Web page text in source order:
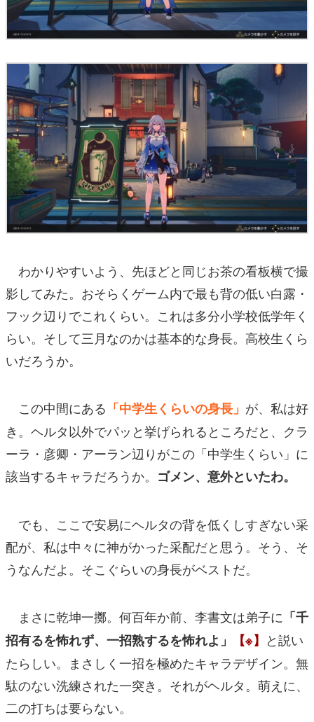
わかりやすいよう、先ほどと同じお茶の看板横で撮
影してみた。おそらくゲーム内で最も背の低い白露・
フック辺りでこれくらい。これは多分小学校低学年く
らい。そして三月なのかは基本的な身長。高校生くら
いだろうか。
この中間にある 「中学生くらいの身長」 が、私は好
き。ヘルタ以外でパッと挙げられるところだと、クラ
ーラ・彦卿・アーラン辺りがこの「中学生くらい」に
該当するキャラだろうか。 ゴメン、意外といたわ。
でも、ここで安易にヘルタの背を低くしすぎない采
配が、私は中々に神がかった采配だと思う。そう、そ
うなんだよ。そこぐらいの身長がベストだ。
まさに乾坤一擲。何百年か前、李書文は弟子に 「千
招有るを怖れず、一招熟するを怖れよ」
【※】 と説い
たらしい。まさしく一招を極めたキャラデザイン。無
駄のない洗練された一突き。それがヘルタ。萌えに、
二の打ちは要らない。